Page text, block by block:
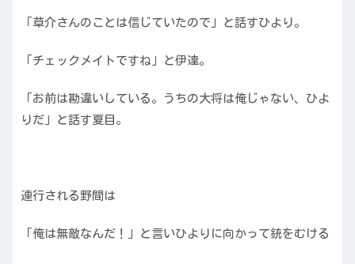
「草介さんのことは信じていたので」と話すひより。
「チェックメイトですね」と伊達。
「お前は勘違いしている。うちの大将は俺じゃない、ひよ
りだ」と話す夏目。
連行される野間は
「俺は無敵なんだ！」と言いひよりに向かって銃をむける